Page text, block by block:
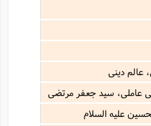
دینى
عاملى، سید جعفر مرتضى
علیه السلام